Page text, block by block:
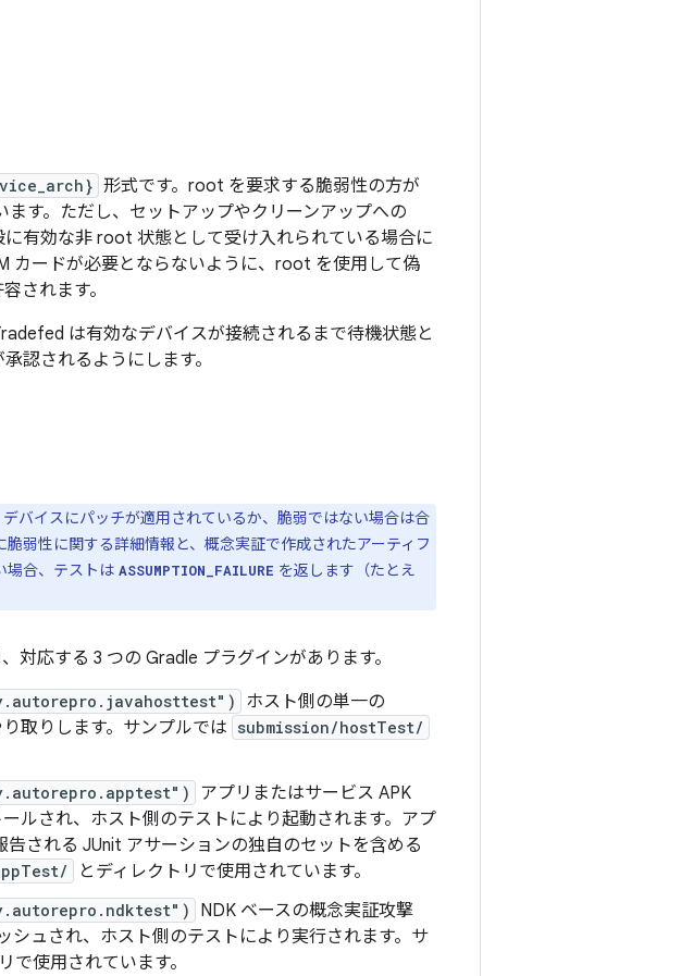
形式です。root を要求する脆弱性の方が
す。ただし、セットアップやクリーンアップへの
有効な非 root 状態として受け入れられている場合に
カードが必要とならないように、root を使用して偽
されます。
は有効なデバイスが接続されるまで待機状態と
認されるようにします。
バイスにパッチが適用されているか、脆弱ではない場合は合
弱性に関する詳細情報と、概念実証で作成されたアーティフ
場合、テストは ASSUMPTION_FAILURE を返します（たとえ
応する 3 つの Gradle プラグインがあります。
ホスト側の単一の
取りします。サンプルでは submission/hostTest/
アプリまたはサービス APK
ルされ、ホスト側のテストにより起動されます。アプ
される JUnit アサーションの独自のセットを含める
とディレクトリで使用されています。
NDK ベースの概念実証攻撃
シュされ、ホスト側のテストにより実行されます。サ
で使用されています。